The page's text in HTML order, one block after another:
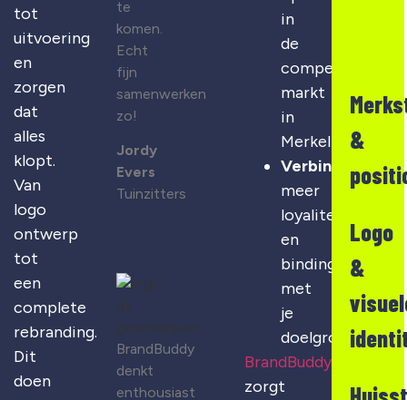
tot
uitvoering
en
zorgen
dat
alles
klopt.
Van
logo
ontwerp
tot
een
complete
rebranding.
Dit
doen
te
komen.
Echt
fijn
samenwerken
zo!
Jordy
Evers
Tuinzitters
BrandBuddy
denkt
enthousiast
in
de
competitieve
markt
in
Merkelbeek
Verbinding
meer
loyaliteit
en
binding
met
je
doelgroep
BrandBuddy
zorgt
&
Logo
&